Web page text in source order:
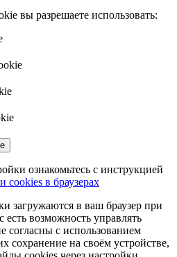
вы разрешаете использовать:
ознакомьтесь с инструкцией
cookies в браузерах
загружаются в ваш браузер при
возможность управлять
с использованием
сохранение на своём устройстве,